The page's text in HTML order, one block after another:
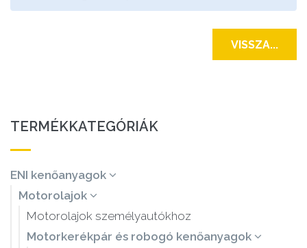
VISSZA...
TERMÉKKATEGÓRIÁK
ENI kenőanyagok
Motorolajok
Motorolajok személyautókhoz
Motorkerékpár és robogó kenőanyagok